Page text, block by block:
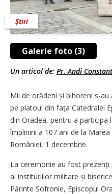
Galerie foto (3)
Știri
Un articol de: Pr. Andi
Mii de orădeni și bihoreni s-
pe platoul din fața Catedralei
din Oradea, pentru a participa
împlinirii a 107 ani de la
României, 1 decembrie.
La ceremonie au fost
ai instituțiilor militare și
Părinte Sofronie, Episcopul